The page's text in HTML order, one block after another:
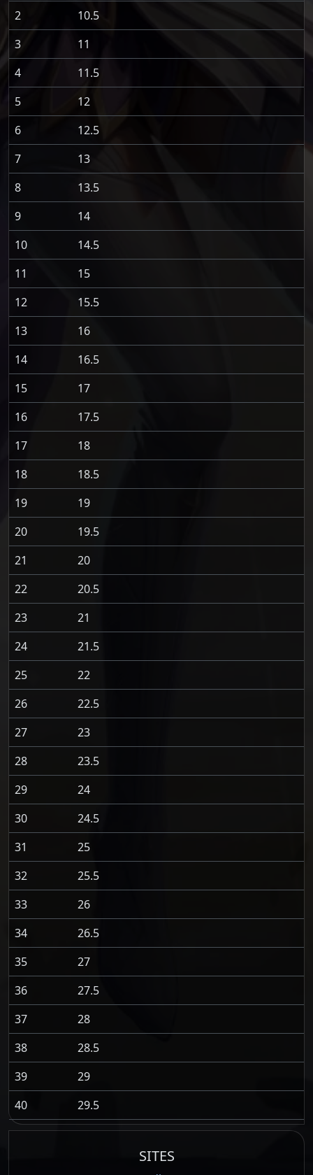
2
10.5
3
11
4
11.5
5
12
6
12.5
7
13
8
13.5
9
14
10
14.5
11
15
12
15.5
13
16
14
16.5
15
17
16
17.5
17
18
18
18.5
19
19
20
19.5
21
20
22
20.5
23
21
24
21.5
25
22
26
22.5
27
23
28
23.5
29
24
30
24.5
31
25
32
25.5
33
26
34
26.5
35
27
36
27.5
37
28
38
28.5
39
29
40
29.5
SITES